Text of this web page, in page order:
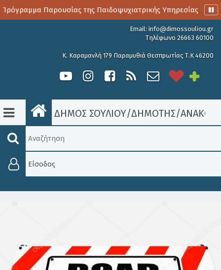
Παρουσίας της Παιδοψυχιατρικής Υπηρεσίας
Email: info@dimossouliou.gr
Τηλέφωνο 26663 60100
Κ. Καραμανλή 179 Παραμυθιά Θεσπρωτίας Τ.Κ 46200
ΔΗΜΟΣ ΣΟΥΛΙΟΥ/ΔΗΜΟΤΗΣ/
Είσοδος